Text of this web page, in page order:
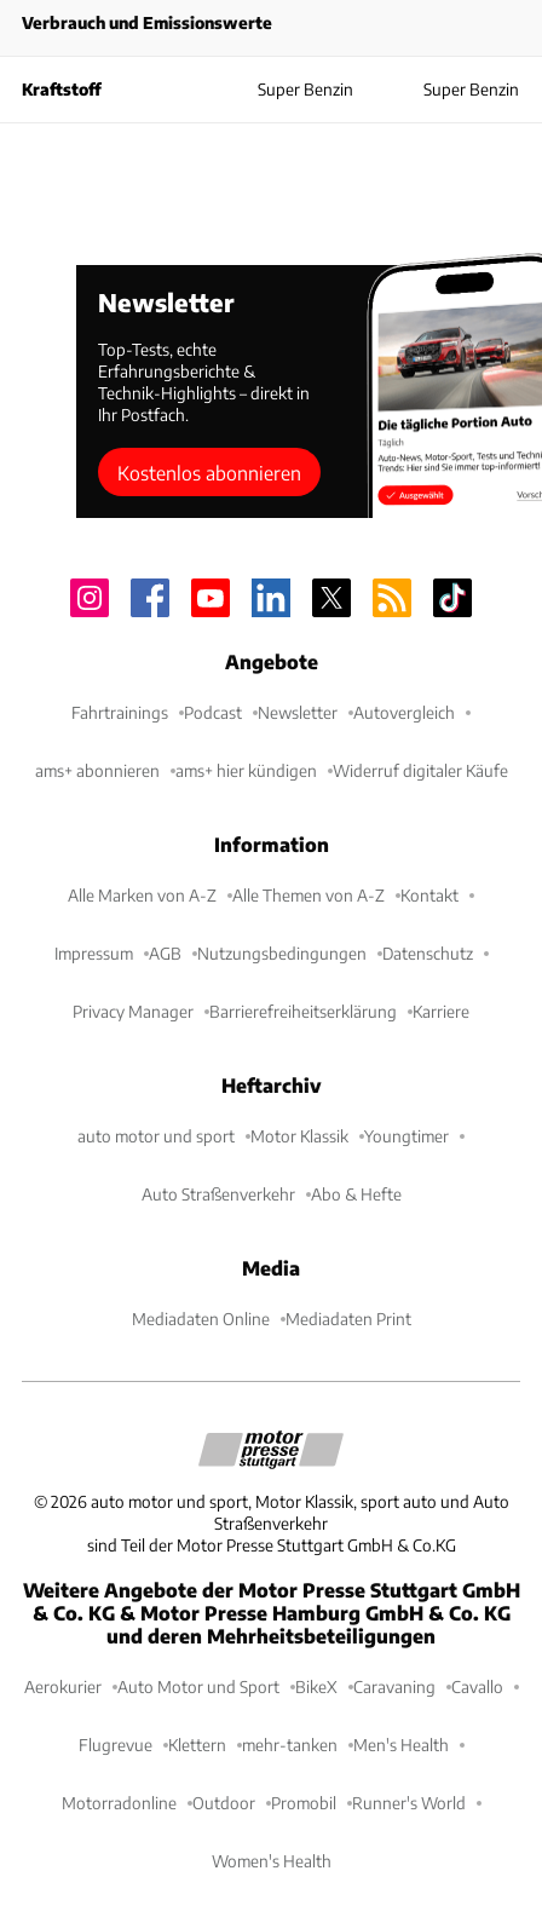
Verbrauch und Emissionswerte
Kraftstoff Super Benzin Super Benzin
Newsletter
Top-Tests, echte
Erfahrungsberichte &
Technik-Highlights – direkt in
Ihr Postfach.
Kostenlos abonnieren
Angebote
Fahrtrainings Podcast Newsletter Autovergleich
ams+ abonnieren ams+ hier kündigen Widerruf digitaler Käufe
Information
Alle Marken von A-Z Alle Themen von A-Z Kontakt
Impressum AGB Nutzungsbedingungen Datenschutz
Privacy Manager Barrierefreiheitserklärung Karriere
Heftarchiv
auto motor und sport Motor Klassik Youngtimer
Auto Straßenverkehr Abo & Hefte
Media
Mediadaten Online Mediadaten Print
©2026 auto motor und sport, Motor Klassik, sport auto und Auto
Straßenverkehr
sind Teil der Motor Presse Stuttgart GmbH & Co.KG
Weitere Angebote der Motor Presse Stuttgart GmbH
& Co. KG & Motor Presse Hamburg GmbH & Co. KG
und deren Mehrheitsbeteiligungen
Aerokurier Auto Motor und Sport BikeX Caravaning Cavallo
Flugrevue Klettern mehr-tanken Men's Health
Motorradonline Outdoor Promobil Runner's World
Women's Health